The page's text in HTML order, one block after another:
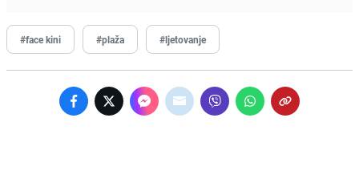
#face kini #plaža #ljetovanje